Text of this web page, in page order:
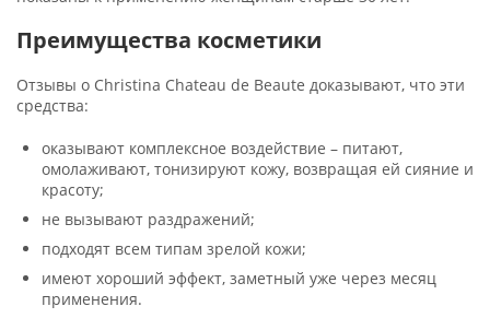
Преимущества косметики
Отзывы о Christina Chateau de Beaute доказывают, что эти
средства:
оказывают комплексное воздействие – питают,
омолаживают, тонизируют кожу, возвращая ей сияние и
красоту;
не вызывают раздражений;
подходят всем типам зрелой кожи;
имеют хороший эффект, заметный уже через месяц
применения.